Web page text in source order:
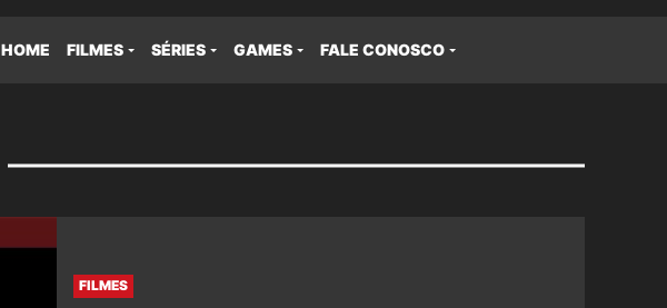
HOME FILMES SÉRIES GAMES FALE CONOSCO
FILMES